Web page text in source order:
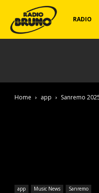
Radio
RADIO
Home app Sanremo
app Music News Sanremo